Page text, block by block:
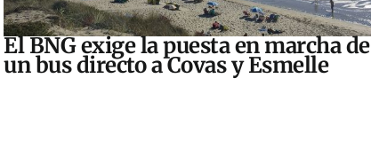
El BNG exige la puesta en marcha de
un bus directo a Covas y Esmelle